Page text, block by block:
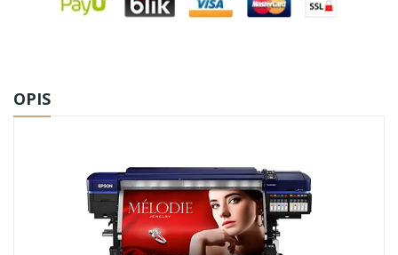
OPIS